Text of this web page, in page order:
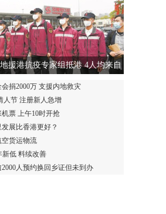
援港抗疫专家组抵港 4人均来自
广东
捐2000万 支援内地救灾
人节 注册新人急增
票 上午10时开抢
展比香港更好？
货运物流
新低 料续改善
人预约换回乡证但未到办